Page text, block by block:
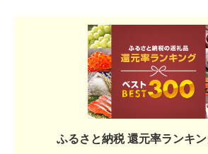
ふるさと納税 還元率ランキ